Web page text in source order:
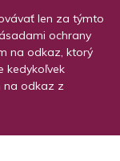
len za týmto
ochrany
na odkaz, ktorý
kedykoľvek
na odkaz z